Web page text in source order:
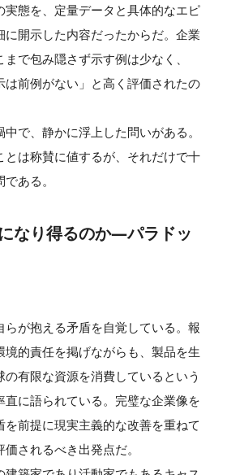
実態を、定量データと具体的なエピ
に開示した内容だったからだ。企業
で包み隠さず示す例は少なく、
は前例がない」と高く評価されたの
で、静かに浮上した問いがある。
とは称賛に値するが、それだけで十
ある。
なり得るのか—パラドッ
が抱える矛盾を自覚している。報
的責任を掲げながらも、製品を生
有限な資源を消費しているという
に語られている。完璧な企業像を
前提に現実主義的な改善を重ねて
されるべき出発点だ。